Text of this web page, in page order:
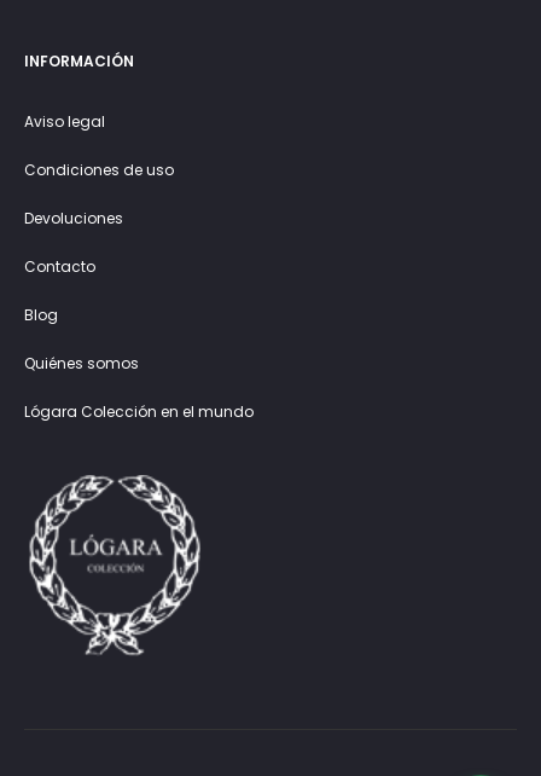
INFORMACIÓN
Aviso legal
Condiciones de uso
Devoluciones
Contacto
Blog
Quiénes somos
Lógara Colección en el mundo